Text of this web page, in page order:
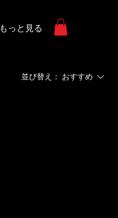
もっと見る
並び替え： おすすめ